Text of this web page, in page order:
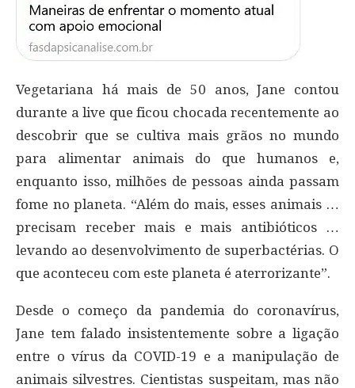
Vegetariana há mais de 50 anos, Jane contou
durante a live que ficou chocada recentemente ao
descobrir que se cultiva mais grãos no mundo
para alimentar animais do que humanos e,
enquanto isso, milhões de pessoas ainda passam
fome no planeta. “Além do mais, esses animais …
precisam receber mais e mais antibióticos …
levando ao desenvolvimento de superbactérias. O
que aconteceu com este planeta é aterrorizante”.
Desde o começo da pandemia do coronavírus,
Jane tem falado insistentemente sobre a ligação
entre o vírus da COVID-19 e a manipulação de
animais silvestres. Cientistas suspeitam, mas não